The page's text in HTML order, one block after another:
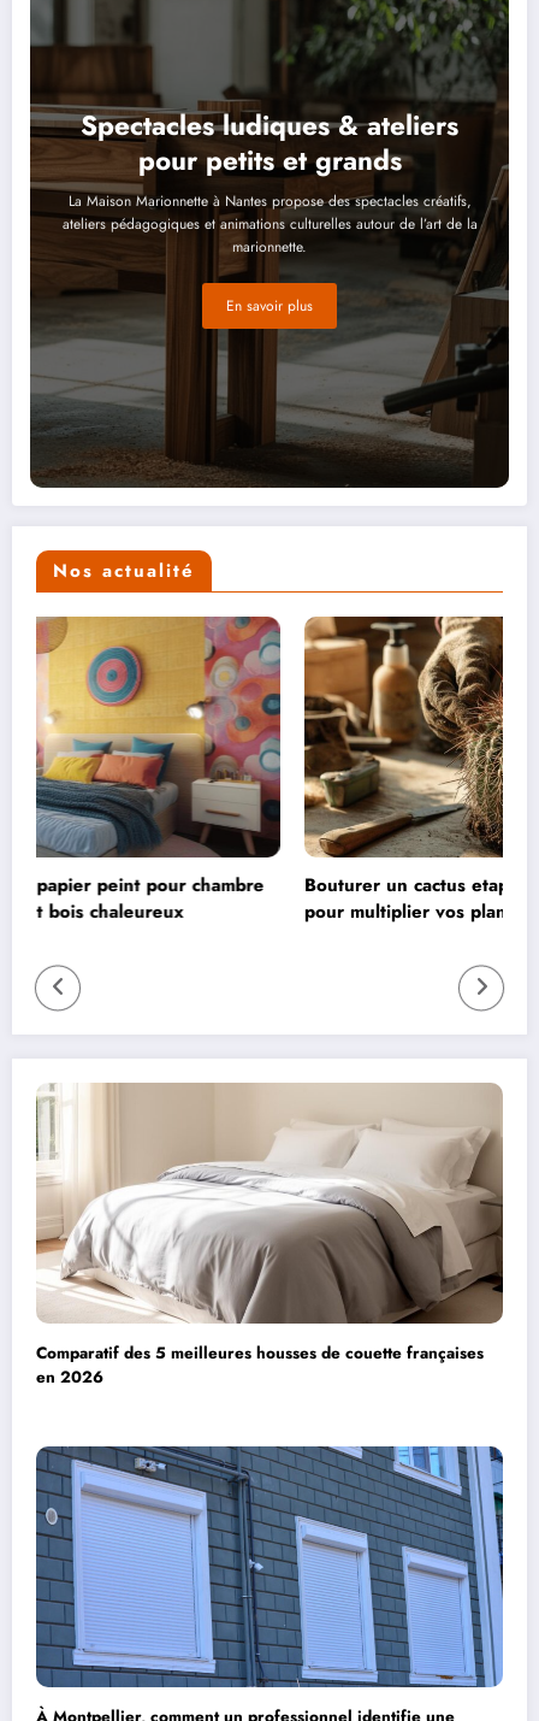
Spectacles ludiques & ateliers
pour petits et grands
La Maison Marionnette à Nantes propose des spectacles créatifs,
ateliers pédagogiques et animations culturelles autour de l’art de la
marionnette.
En savoir plus
Nos actualité
Bouturer un cactus etape par etape : technique
pour multiplier vos plantes grasses
Comparatif des 5 meilleures housses de couette françaises
en 2026